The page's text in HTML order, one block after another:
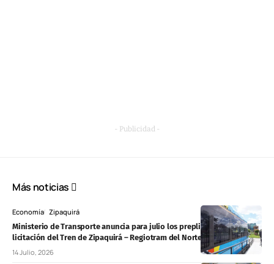
- Publicidad -
Más noticias
Economía Zipaquirá
Ministerio de Transporte anuncia para julio los prepliegos de la
licitación del Tren de Zipaquirá – Regiotram del Norte
14 Julio, 2026